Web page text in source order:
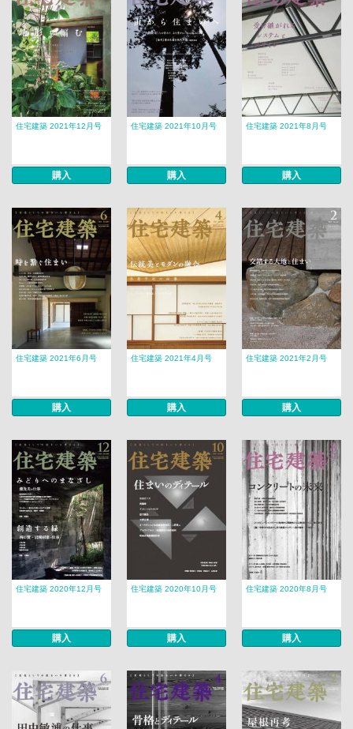
住宅建築 2021年12月号
購入
住宅建築 2021年10月号
購入
住宅建築 2021年8月号
購入
住宅建築 2021年6月号
購入
住宅建築 2021年4月号
購入
住宅建築 2021年2月号
購入
住宅建築 2020年12月号
購入
住宅建築 2020年10月号
購入
住宅建築 2020年8月号
購入